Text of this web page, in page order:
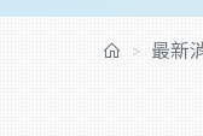
最新